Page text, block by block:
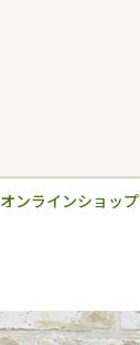
オンラインショップ